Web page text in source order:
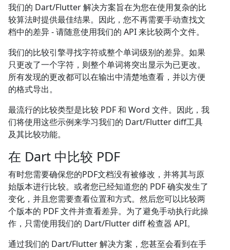
我们的 Dart/Flutter 解决方案旨在为您在使用复杂的比
较算法时提供最佳结果。因此，您不再需要手动查找文
档中的差异 - 请随意使用我们的 API 来比较两个文件。
我们的比较引擎寻找字符或整个单词级别的差异。如果
只更改了一个字符，则整个单词将突出显示为已更改。
所有发现的更改都可以在输出中清楚地查看，并以方便
的格式导出。
最流行的比较类型是比较 PDF 和 Word 文件。因此，我
们将使用这些示例来学习我们的 Dart/Flutter diff工具
及其比较功能。
在 Dart 中比较 PDF
有时您需要确保您的PDF文档没有被修改，并将其与原
始版本进行比较。或者您已经知道您的 PDF 确实发生了
变化，并且您需要查看位置和方式。然后您可以比较两
个版本的 PDF 文件并查看差异。为了避免手动执行此操
作，只需使用我们的 Dart/Flutter diff 检查器 API。
通过我们的 Dart/Flutter 解决方案，您甚至会看到在手